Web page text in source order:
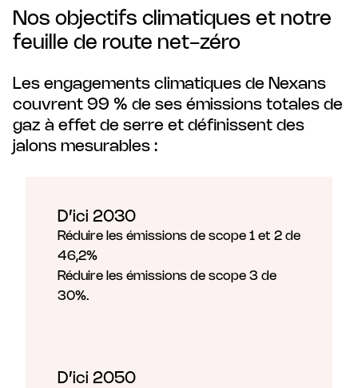
Nos objectifs climatiques et notre
feuille de route net-zéro
Les engagements climatiques de Nexans
couvrent 99 % de ses émissions totales de
gaz à effet de serre et définissent des
jalons mesurables :
D’ici 2030
Réduire les émissions de scope 1 et 2 de
46,2%
Réduire les émissions de scope 3 de
30%.
D’ici 2050